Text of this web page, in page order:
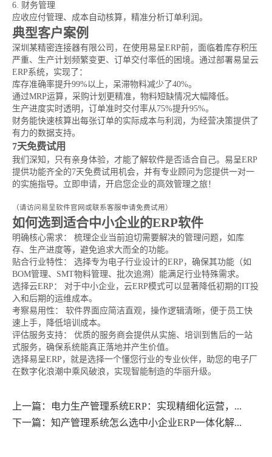
6. 财务管理
应收应付管理、成本自动核算，精准分析订单利润。
典型客户案例
深圳某精密连接器有限公司，在使用易呈ERP前，面临着库存积压
严重、生产计划频繁变更、订单交付率低的困境。通过部署易呈云
ERP系统，实现了：
库存准确率提升99%以上，呆滞物料减少了40%。
通过MRP运算，采购计划更精准，物料短缺情况大幅降低。
生产进度实时透明，订单准时交付率从75%提升95%。
财务能快速核算出每张订单的实际成本与利润，为经营决策提供了
有力的数据支持。
7天免费试用
我们深知，只有亲身体验，才能了解软件是否适合自己。易呈ERP
提供功能齐全的7天免费试用机会，并有专业顾问为您提供一对一
的实施指导。立即申请，开启您企业的高效管理之旅！
（请访问易呈软件官网或联系客服申请免费试用）
如何选到适合中小企业的ERP软件
明确核心需求： 梳理企业当前迫切需要解决的管理问题，如库
存、生产进度等，避免追求大而全的功能。
贴合行业特性： 选择专为电子行业设计的ERP，确保其功能（如
BOM管理、SMT物料管理、批次追溯）能满足行业特殊需求。
选择云ERP： 对于中小企业，云ERP模式可以显著降低初期的IT投
入和后期的运维成本。
考察易用性： 软件界面应简洁直观，操作逻辑清晰，便于员工快
速上手，降低培训成本。
评估服务支持： 优质的服务商会提供从实施、培训到售后的一站
式服务，确保系统能真正落地并产生价值。
选择易呈ERP，就是选择一个懂您行业的专业伙伴，助您的电子厂
在数字化浪潮中乘风破浪，实现智能制造的华丽升级。
上一篇：电力生产管理系统ERP：实现精细化运营，...
下一篇：知产管理系统怎么选中小企业ERP一体化解...